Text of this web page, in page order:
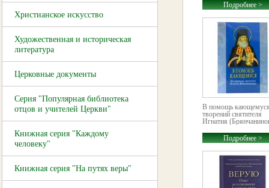
Христианское искусство
Художественная и историческая
литература
Церковные документы
Серия "Популярная библиотека
отцов и учителей Церкви"
Книжная серия "Каждому
человеку"
Книжная серия "На путях веры"
Подробнее >
В помощь
творений святителя
Игнатия
Подробнее >